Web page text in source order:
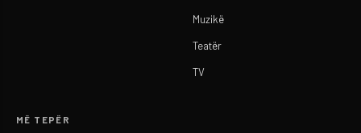
Muzikë
Teatër
TV
MË TEPËR